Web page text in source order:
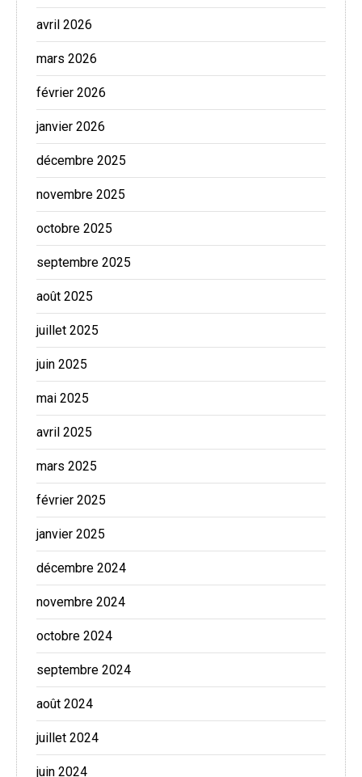
avril 2026
mars 2026
février 2026
janvier 2026
décembre 2025
novembre 2025
octobre 2025
septembre 2025
août 2025
juillet 2025
juin 2025
mai 2025
avril 2025
mars 2025
février 2025
janvier 2025
décembre 2024
novembre 2024
octobre 2024
septembre 2024
août 2024
juillet 2024
juin 2024